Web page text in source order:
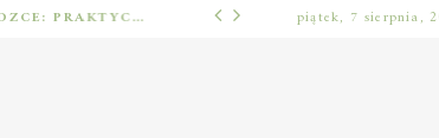
JAK URZĄDZIĆ MIESZKANIE PO PRZEPROWADZCE: PRAKTYCZNY PLAN OD ROZPAKOWANIA DO PRZYTULNEJ PRZESTRZENI ERGONOMIA ZERA
piątek, 7 sierpnia,